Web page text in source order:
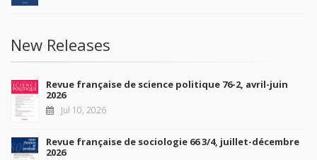
New Releases
Revue française de science politique 76-2, avril-juin
2026
Jul 10, 2026
Revue française de sociologie 66 3/4, juillet-décembre
2026